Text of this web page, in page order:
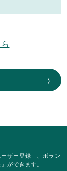
ザー登録」、ボラン
ができます。